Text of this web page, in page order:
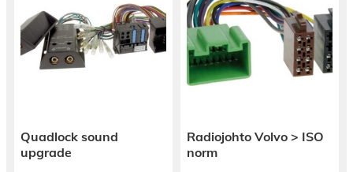
Quadlock sound
upgrade
Radiojohto Volvo > ISO
norm